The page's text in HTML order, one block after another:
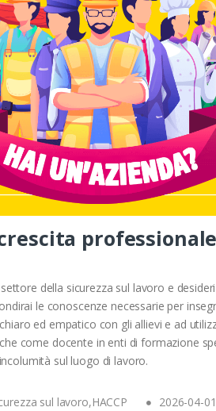
della sicurezza sul lavoro e
le conoscenze necessarie per
ed empatico con gli allievi e ad
come docente in enti di formazione
sul luogo di lavoro.
sul lavoro,HACCP 2026-04-